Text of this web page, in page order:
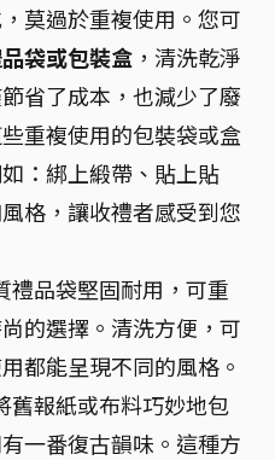
莫過於重複使用。您可
袋或包裝盒 ，清洗乾淨
省了成本，也減少了廢
重複使用的包裝袋或盒
如：綁上緞帶、貼上貼
格，讓收禮者感受到您
禮品袋堅固耐用，可重
的選擇。清洗方便，可
都能呈現不同的風格。
舊報紙或布料巧妙地包
一番復古韻味。這種方